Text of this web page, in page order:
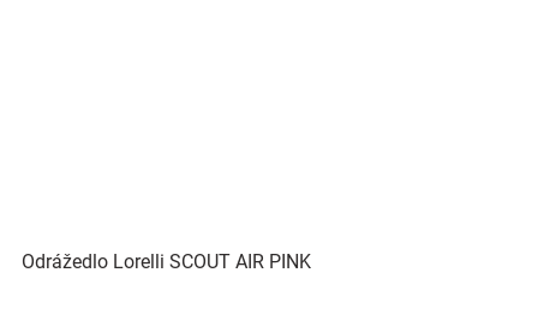
Odrážedlo Lorelli SCOUT AIR PINK